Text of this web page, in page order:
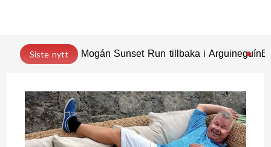
Siste nytt Mogán Sunset Run tillbaka i Arguineguín